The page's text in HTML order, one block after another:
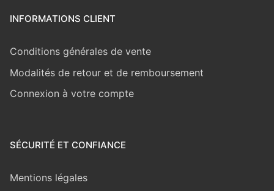
INFORMATIONS CLIENT
Conditions générales de vente
Modalités de retour et de remboursement
Connexion à votre compte
SÉCURITÉ ET CONFIANCE
Mentions légales